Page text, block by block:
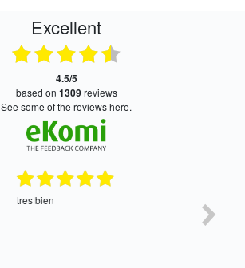
Excellent
4.5/5
based on 1309reviews
see some of the reviews here.